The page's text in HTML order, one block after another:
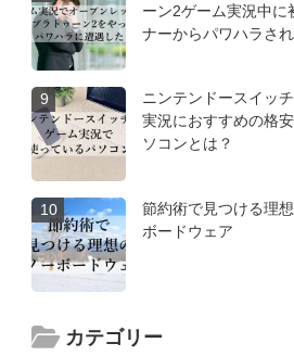
ーン2ゲーム実況中に
ナーからパワハラさ
9
ニンテンドースイッ
実況におすすめの格
ソコンとは？
10
節約術で見つける理
ボードウェア
カテゴリー